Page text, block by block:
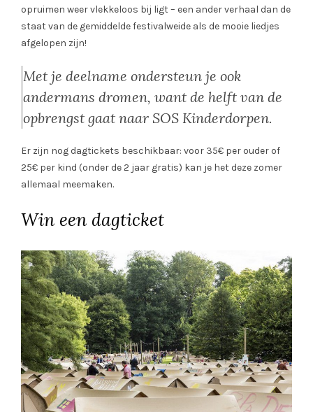
opruimen weer vlekkeloos bij ligt – een ander verhaal dan de
staat van de gemiddelde festivalweide als de mooie liedjes
afgelopen zijn!
Met je deelname ondersteun je ook
andermans dromen, want de helft van de
opbrengst gaat naar SOS Kinderdorpen.
Er zijn nog dagtickets beschikbaar: voor 35€ per ouder of
25€ per kind (onder de 2 jaar gratis) kan je het deze zomer
allemaal meemaken.
Win een dagticket